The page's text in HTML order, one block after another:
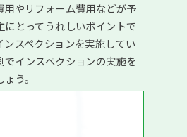
用やリフォーム費用などが予
にとってうれしいポイントで
ンスペクションを実施してい
でインスペクションの実施を
う。